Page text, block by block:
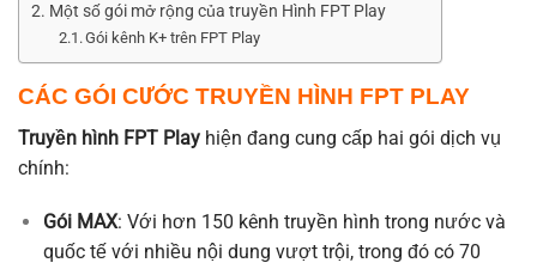
Một số gói mở rộng của truyền Hình FPT Play
Gói kênh K+ trên FPT Play
CÁC GÓI CƯỚC TRUYỀN HÌNH FPT PLAY
Truyền hình FPT Play hiện đang cung cấp hai gói dịch vụ
chính:
Gói MAX: Với hơn 150 kênh truyền hình trong nước và
quốc tế với nhiều nội dung vượt trội, trong đó có 70